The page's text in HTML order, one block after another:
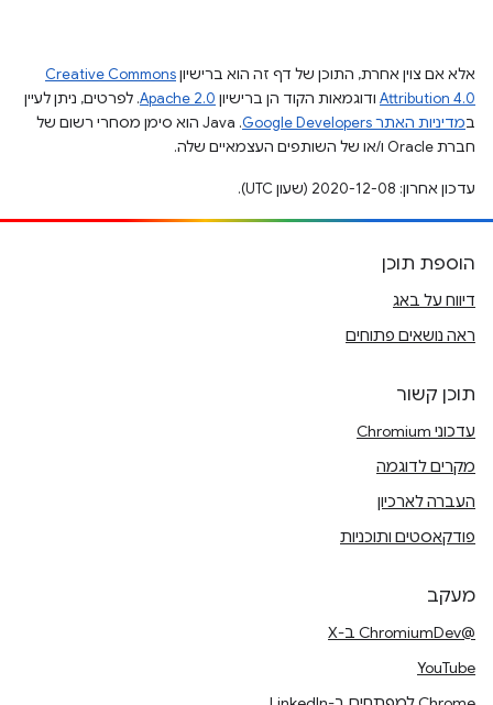
אלא אם צוין אחרת, התוכן של דף זה הוא ברישיוןCreative Commons
Attribution 4.0 ודוגמאות הקוד הן ברישיון Apache 2.0. לפרטים, ניתן לעיין
במדיניות האתר Google Developers‏
.‏ Java הוא סימן מסחרי רשום של
חברת Oracle ו/או של השותפים העצמאיים שלה.
עדכון אחרון: 2020-12-08 (שעון UTC).
הוספת תוכן
דיווח על באג
ראה נושאים פתוחים
תוכן קשור
עדכוני Chromium
מקרים לדוגמה
העברה לארכיון
פודקאסטים ותוכניות
מעקב
@ChromiumDev ב-X
YouTube